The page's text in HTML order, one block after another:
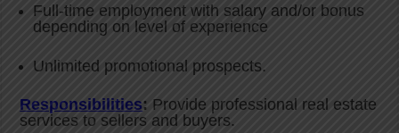
Full-time employment with salary and/or bonus
depending on level of experience
Unlimited promotional prospects.
Responsibilities: Provide professional real estate
services to sellers and buyers.